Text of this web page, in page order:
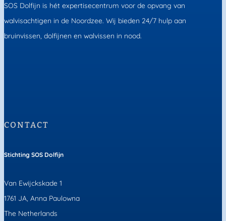
SOS Dolfijn is hét expertisecentrum voor de opvang van
walvisachtigen in de Noordzee. Wij bieden 24/7 hulp aan
bruinvissen, dolfijnen en walvissen in nood.
CONTACT
Stichting SOS Dolfijn
Van Ewijckskade 1
1761 JA, Anna Paulowna
The Netherlands